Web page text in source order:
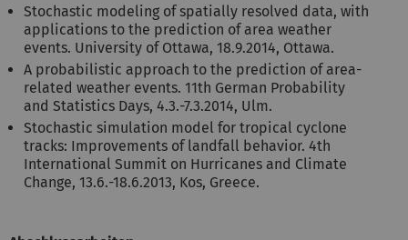
Stochastic modeling of spatially resolved data, with
applications to the prediction of area weather
events. University of Ottawa, 18.9.2014, Ottawa.
A probabilistic approach to the prediction of area-
related weather events. 11th German Probability
and Statistics Days, 4.3.-7.3.2014, Ulm.
Stochastic simulation model for tropical cyclone
tracks: Improvements of landfall behavior. 4th
International Summit on Hurricanes and Climate
Change, 13.6.-18.6.2013, Kos, Greece.